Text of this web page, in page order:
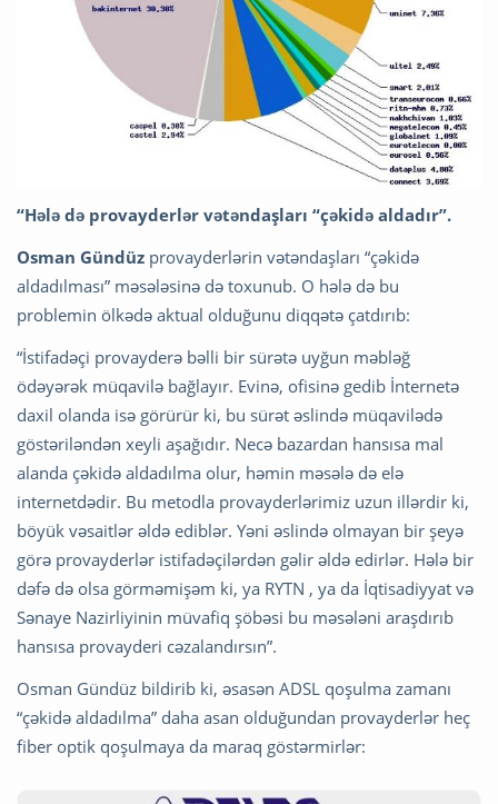
“Hələ də provayderlər vətəndaşları “çəkidə aldadır”.
Osman Gündüz provayderlərin vətəndaşları “çəkidə
aldadılması” məsələsinə də toxunub. O hələ də bu
problemin ölkədə aktual olduğunu diqqətə çatdırıb:
“İstifadəçi provayderə bəlli bir sürətə uyğun məbləğ
ödəyərək müqavilə bağlayır. Evinə, ofisinə gedib İnternetə
daxil olanda isə görürür ki, bu sürət əslində müqavilədə
göstəriləndən xeyli aşağıdır. Necə bazardan hansısa mal
alanda çəkidə aldadılma olur, həmin məsələ də elə
internetdədir. Bu metodla provayderlərimiz uzun illərdir ki,
böyük vəsaitlər əldə ediblər. Yəni əslində olmayan bir şeyə
görə provayderlər istifadəçilərdən gəlir əldə edirlər. Hələ bir
dəfə də olsa görməmişəm ki, ya RYTN , ya da İqtisadiyyat və
Sənaye Nazirliyinin müvafiq şöbəsi bu məsələni araşdırıb
hansısa provayderi cəzalandırsın”.
Osman Gündüz bildirib ki, əsasən ADSL qoşulma zamanı
“çəkidə aldadılma” daha asan olduğundan provayderlər heç
fiber optik qoşulmaya da maraq göstərmirlər: